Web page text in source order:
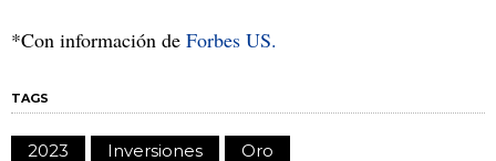
*Con información de Forbes US.
TAGS
2023 Inversiones Oro